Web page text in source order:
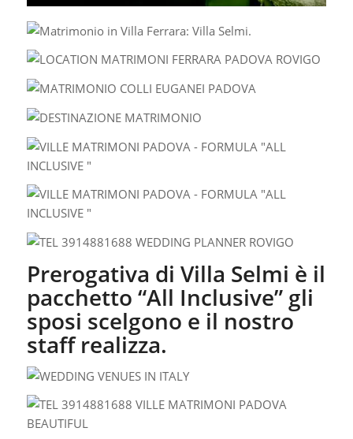
Prerogativa di Villa Selmi è il
pacchetto “All Inclusive” gli
sposi scelgono e il nostro
staff realizza.